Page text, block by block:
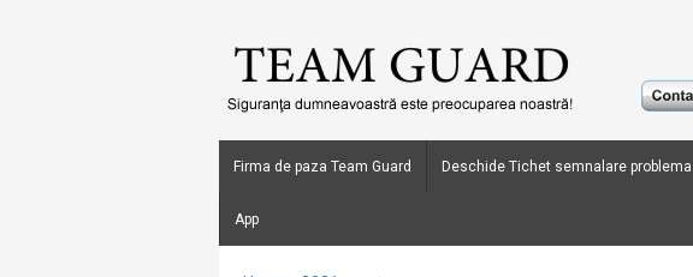
Firma de paza Team Guard Deschide Tichet semnalare problema
App